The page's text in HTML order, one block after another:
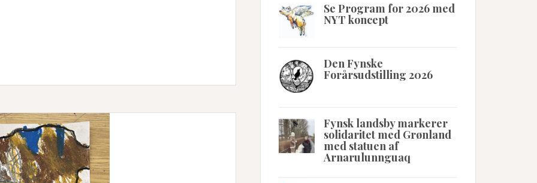
Se Program for 2026 med
NYT koncept
Den Fynske
Forårsudstilling 2026
Fynsk landsby markerer
solidaritet med Grønland
med statuen af
Arnarulunnguaq